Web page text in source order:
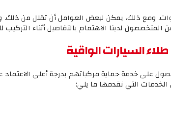
​​العمر الافتراضي ما بين 8-10 سنوات. ومع ذلك، يمكن لبعض
المتخصصون لدينا الاهتمام بالتفاصيل أثناء
السياراتالواقية
على خدمة حماية مركباتهم بدرجة أعلى الاعتماد
التي نقدمها ما يلي: